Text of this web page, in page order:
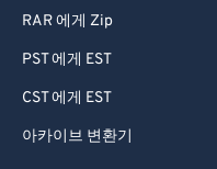
RAR 에게 Zip
PST 에게 EST
CST 에게 EST
아카이브 변환기